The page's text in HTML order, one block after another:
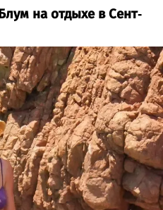
на отдыхе в Сент-